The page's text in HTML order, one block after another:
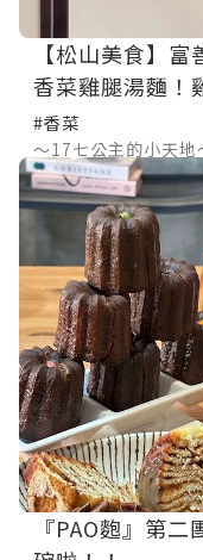
【松山美食】
香菜雞腿湯麵！
足【台北餐廳推
#香菜
～17七公主的小天地
『PAO麭』第